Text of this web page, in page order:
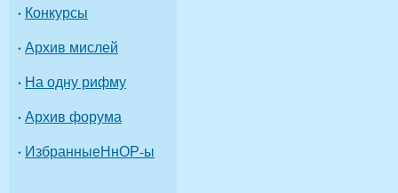
· Конкурсы
·Архив мислей
· На одну рифму
·Архив форума
· ИзбранныеНнОР-ы